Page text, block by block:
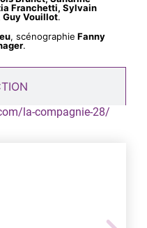
Franchetti, Sylvain
Guy Vouillot.
, scénographie Fanny
.
la-compagnie-28/